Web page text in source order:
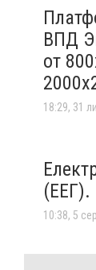
ВПД
от
18:29, 31
(ЕЕГ).
10:38, 5